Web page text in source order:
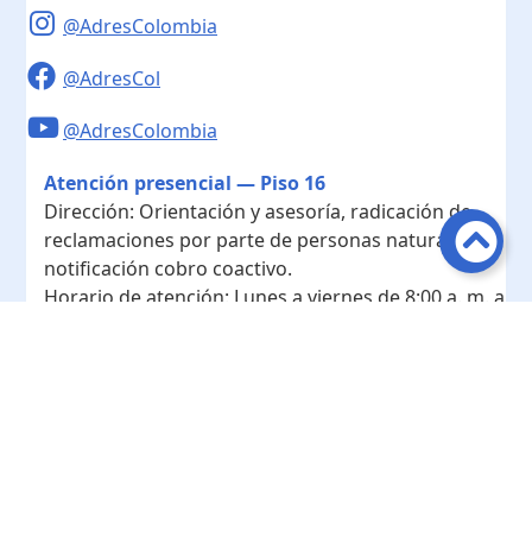
@AdresColombia
@AdresCol
@AdresColombia
Atención presencial — Piso 16
Dirección: Orientación y asesoría, radicación de
reclamaciones por parte de personas naturales y
notificación cobro coactivo.
Horario de atención: Lunes a viernes de 8:00 a. m. a